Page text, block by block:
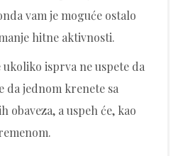
vam je moguće ostalo
hitne aktivnosti.
isprva ne uspete da
da jednom krenete sa
obaveza, a uspeh će, kao